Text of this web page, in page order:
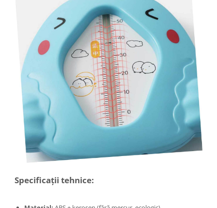
Dozatoare
Fete de masa
Fierbatoare
Friteuze
Genti Termoizolante Mancare
Magneti de frigider
Masini de tocat manuale
Masini tocat carne electrice
Mixere
Oale si Cratite
Oale sub presiune
Palnii
Specificații tehnice: